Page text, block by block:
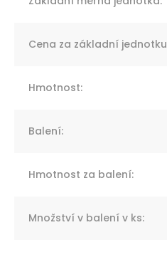
Cena za základní jednotku
Hmotnost:
Balení:
Hmotnost za balení:
Množství v balení v ks: